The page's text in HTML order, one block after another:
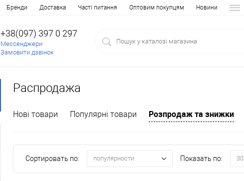
Бренди Доставка Часті питання Оптовим покупцям Новини
+38(097) 397 0 297
Мессенджери
Замовити дзвінок
Распродажа
Нові товари Популярні товари Розпродаж та знижки
Сортировать по: популярности Показать по: 30